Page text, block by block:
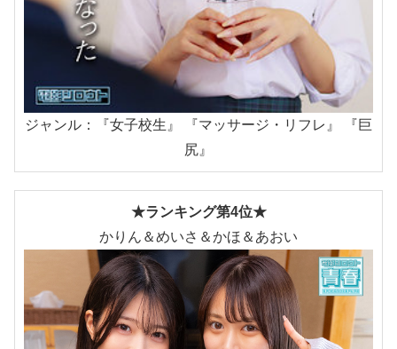
ジャンル：『女子校生』 『マッサージ・リフレ』 『巨
尻』
★ランキング第4位★
かりん＆めいさ＆かほ＆あおい